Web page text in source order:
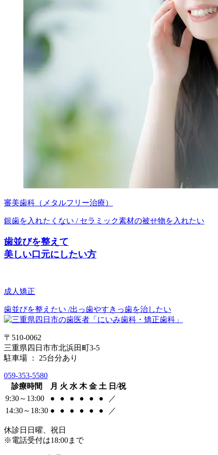
審美歯科（メタルフリー治療）
銀歯を入れたくない / セラミック素材の被せ物を入れたい
歯並びを整えて
美しい口元にしたい方
成人矯正
歯並びを整えたい /出っ歯やすきっ歯を治したい
〒510-0062
三重県四日市市北浜田町3-5
駐車場 ： 25台分あり
059-353-5580
診療時間
月 火 水 木 金 土 日/祝
9:30～13:00
● ● ● ● ● ●
／
14:30～18:30 ● ● ● ● ● ● ／
休診日 日曜、祝日
※電話受付は18:00まで